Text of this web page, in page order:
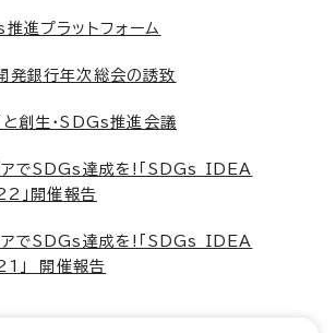
進プラットフォーム
発銀行年次総会の誘致
と創生・SDGs推進会議
アでSDGs達成を!「SDGs IDEA
」開催報告
アでSDGs達成を!「SDGs IDEA
」 開催報告